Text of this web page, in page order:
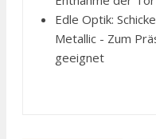
Edle Optik:
Metallic - Zum
geeignet